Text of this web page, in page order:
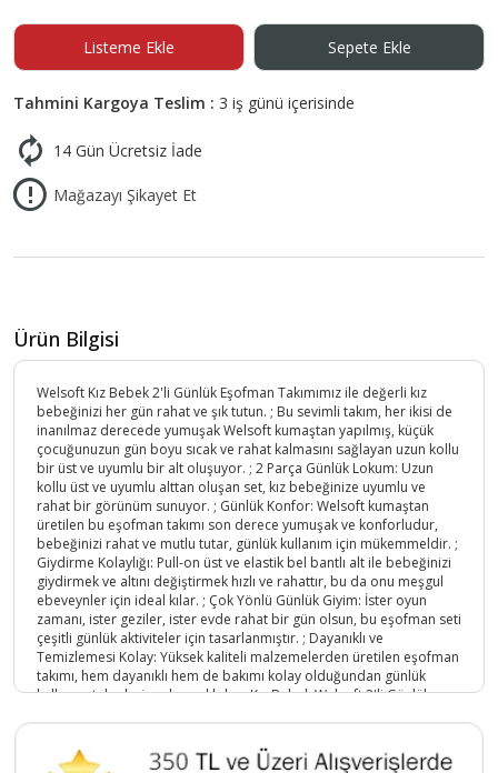
Listeme Ekle Sepete Ekle
Tahmini Kargoya Teslim : 3 iş günü içerisinde
14 Gün Ücretsiz İade
Mağazayı Şikayet Et
Ürün Bilgisi
Welsoft Kız Bebek 2'li Günlük Eşofman Takımımız ile değerli kız
bebeğinizi her gün rahat ve şık tutun. ; Bu sevimli takım, her ikisi de
inanılmaz derecede yumuşak Welsoft kumaştan yapılmış, küçük
çocuğunuzun gün boyu sıcak ve rahat kalmasını sağlayan uzun kollu
bir üst ve uyumlu bir alt oluşuyor. ; 2 Parça Günlük Lokum: Uzun
kollu üst ve uyumlu alttan oluşan set, kız bebeğinize uyumlu ve
rahat bir görünüm sunuyor. ; Günlük Konfor: Welsoft kumaştan
üretilen bu eşofman takımı son derece yumuşak ve konforludur,
bebeğinizi rahat ve mutlu tutar, günlük kullanım için mükemmeldir. ;
Giydirme Kolaylığı: Pull-on üst ve elastik bel bantlı alt ile bebeğinizi
giydirmek ve altını değiştirmek hızlı ve rahattır, bu da onu meşgul
ebeveynler için ideal kılar. ; Çok Yönlü Günlük Giyim: İster oyun
zamanı, ister geziler, ister evde rahat bir gün olsun, bu eşofman seti
çeşitli günlük aktiviteler için tasarlanmıştır. ; Dayanıklı ve
Temizlemesi Kolay: Yüksek kaliteli malzemelerden üretilen eşofman
takımı, hem dayanıklı hem de bakımı kolay olduğundan günlük
kullanım taleplerine dayanıklıdır. ; Kız Bebek Welsoft 2'li Günlük
kadar olan kız bebeklerin günlük aktiviteleri boyunca rahat ve mutlu